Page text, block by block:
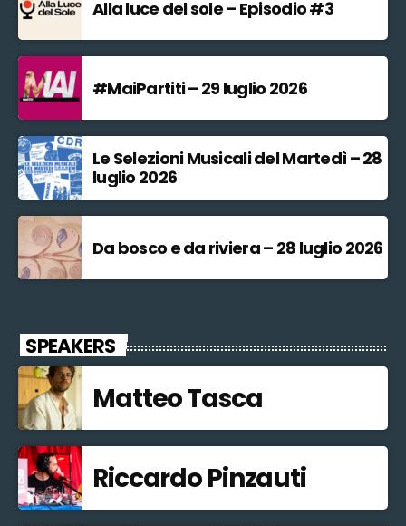
Alla luce del sole – Episodio #3
#MaiPartiti – 29 luglio 2026
Le Selezioni Musicali del Martedì – 28
luglio 2026
Da bosco e da riviera – 28 luglio 2026
SPEAKERS
Matteo Tasca
Riccardo Pinzauti